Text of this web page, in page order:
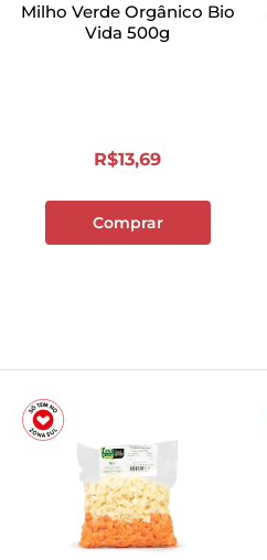
Milho Verde Orgânico Bio
Vida 500g
R$13,69
Comprar